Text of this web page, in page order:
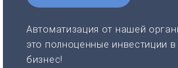
Автоматизация от нашей
это полноценные инвестиции
бизнес!